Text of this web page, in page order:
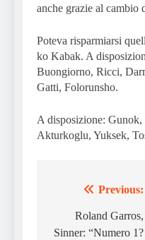
anche grazie al cambio
Poteva risparmiarsi
ko Kabak. A
Buongiorno, Ricci,
Gatti, Folorunsho.
A disposizione:
Akturkoglu, Yuksek,
navigation
Previous:
Roland Garros,
Sinner: “Numero 1?